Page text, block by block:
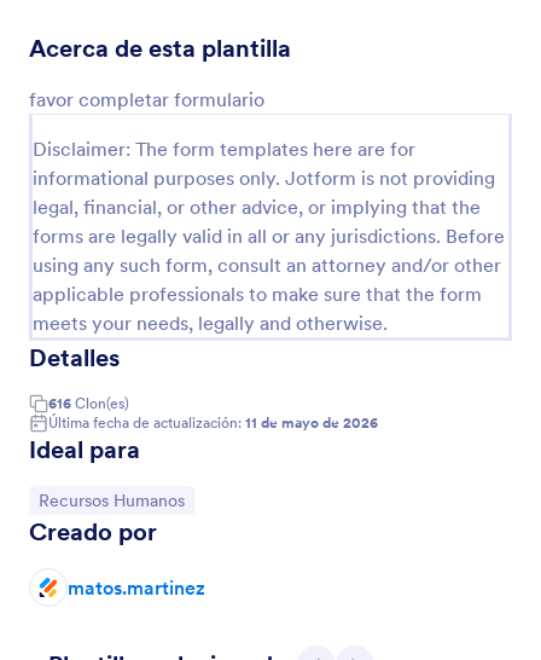
Acerca de esta plantilla
favor completar formulario
Disclaimer: The form templates here are for
informational purposes only. Jotform is not providing
legal, financial, or other advice, or implying that the
forms are legally valid in all or any jurisdictions. Before
using any such form, consult an attorney and/or other
applicable professionals to make sure that the form
meets your needs, legally and otherwise.
Detalles
616 Clon(es)
Última fecha de actualización: 11 de mayo de 2026
Ideal para
Ir a Categoría:
Recursos Humanos
Creado por
matos.martinez
Go to Category:
Formas recursos humanos
Usar plantilla
Vista previa